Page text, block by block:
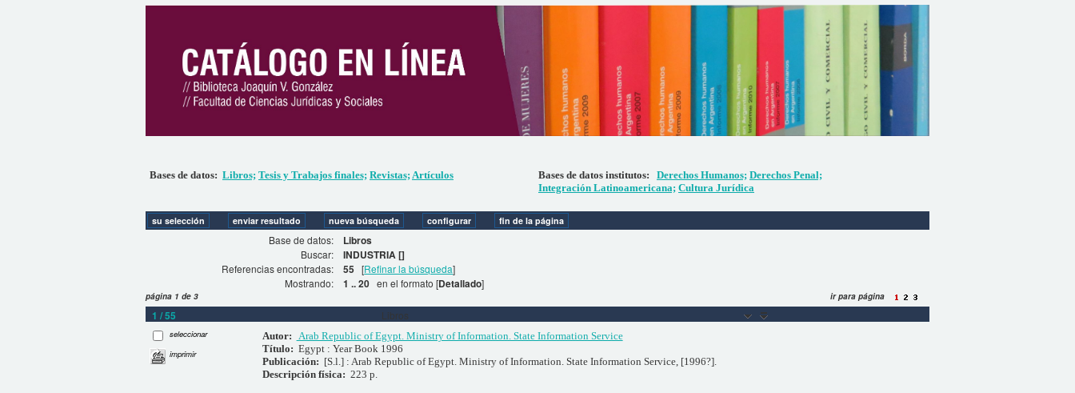
Bases de datos: Libros; Tesis y Trabajos finales; Revistas;Artículos Bases de datos institutos: Derechos Humanos; Derechos Penal;
Integración Latinoamericana; Cultura Jurídica
Base de datos: Libros
Buscar: INDUSTRIA []
Referencias encontradas: 55 [Refinar la búsqueda]
Mostrando:
1 .. 20 en el formato [Detallado]
página 1 de 3 ir para página
1 / 55 Libros
seleccionar
imprimir
Autor: Arab Republic of Egypt. Ministry of Information. State Information Service
Título: Egypt : Year Book 1996
Publicación: [S.l.] : Arab Republic of Egypt. Ministry of Information. State Information Service, [1996?].
Descripción física: 223 p.